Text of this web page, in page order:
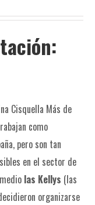
Cisquella Más de
como
pero son tan
en el sector de
las Kellys (las
organizarse